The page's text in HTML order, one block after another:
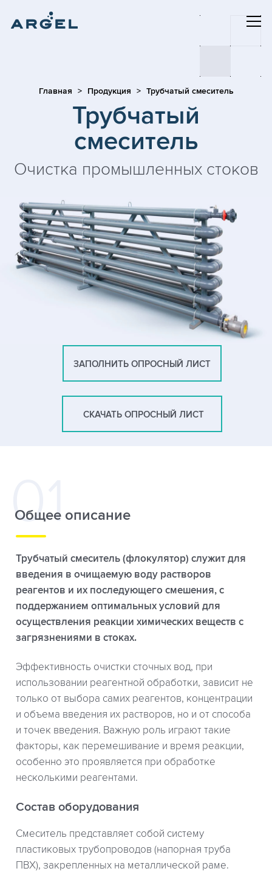
Главная Продукция Трубчатый смеситель
Трубчатый
смеситель
Очистка промышленных стоков
ЗАПОЛНИТЬ ОПРОСНЫЙ ЛИСТ
СКАЧАТЬ ОПРОСНЫЙ ЛИСТ
Общее описание
Трубчатый смеситель (флокулятор) служит для
введения в очищаемую воду растворов
реагентов и их последующего смешения, с
поддержанием оптимальных условий для
осуществления реакции химических веществ с
загрязнениями в стоках.
Эффективность очистки сточных вод, при
использовании реагентной обработки, зависит не
только от выбора самих реагентов, концентрации
и объема введения их растворов, но и от способа
и точек введения. Важную роль играют такие
факторы, как перемешивание и время реакции,
особенно это проявляется при обработке
несколькими реагентами.
Состав оборудования
Смеситель представляет собой систему
пластиковых трубопроводов (напорная труба
ПВХ), закрепленных на металлической раме.